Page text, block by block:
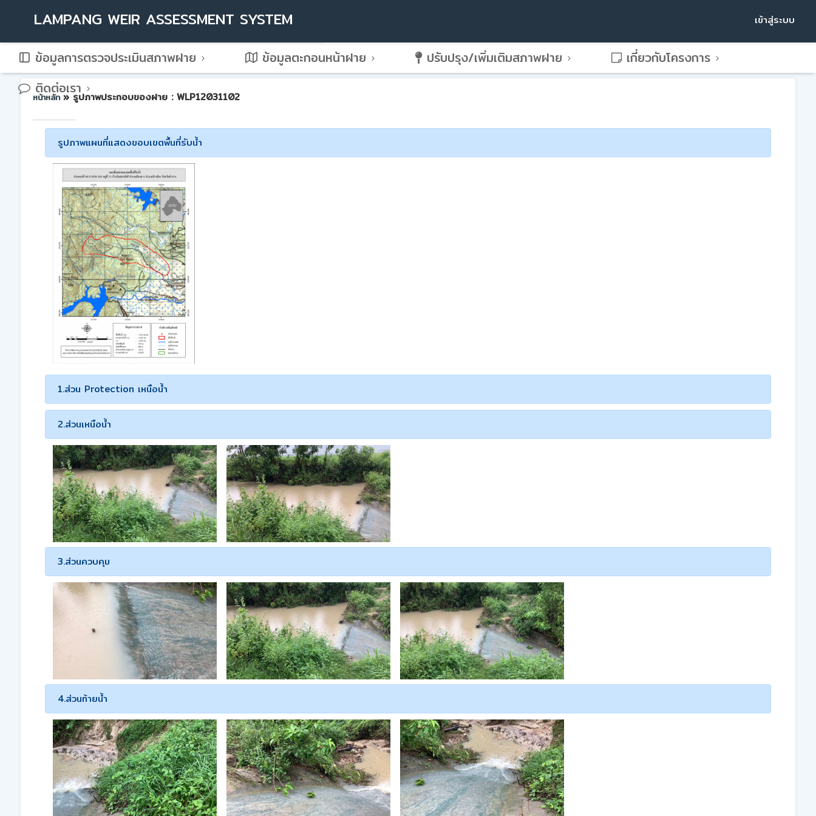
LAMPANG WEIR ASSESSMENT SYSTEM เข้าสู่ระบบ
ข้อมูลการตรวจประเมินสภาพฝาย ข้อมูลตะกอนหน้าฝาย ปรับปรุง/เพิ่มเติมสภาพฝาย
เกี่ยวกับโครงการ
ติดต่อเรา
หน้าหลัก » รูปภาพประกอบของฝาย : WLP12031102
รูปภาพแผนที่แสดงขอบเขตพื้นที่รับน้ำ
1.ส่วน Protection เหนือน้ำ
2.ส่วนเหนือน้ำ
3.ส่วนควบคุม
4.ส่วนท้ายน้ำ